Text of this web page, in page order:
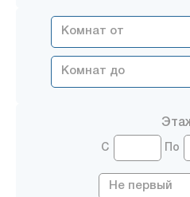
С По